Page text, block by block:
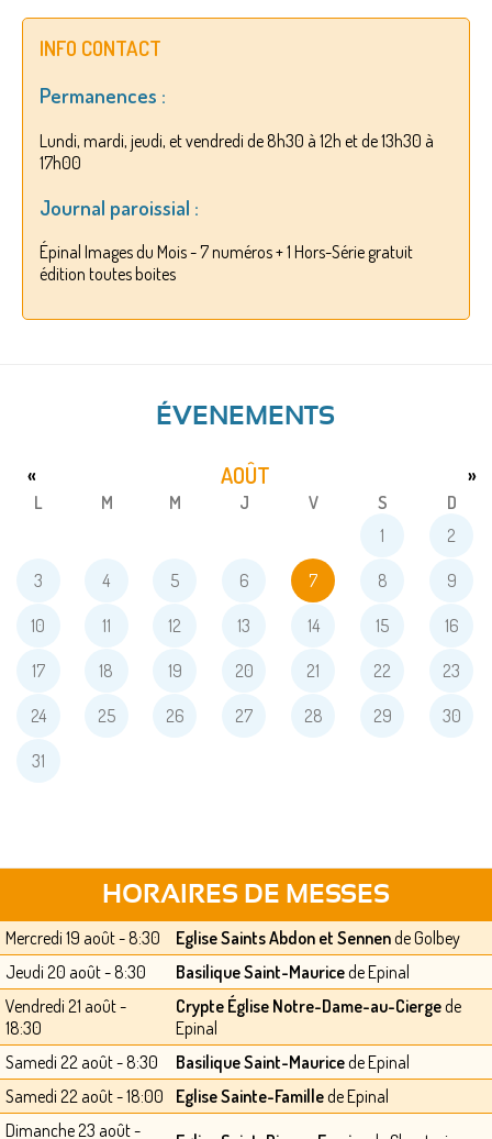
INFO CONTACT
Permanences :
Lundi, mardi, jeudi, et vendredi de 8h30 à 12h et de 13h30 à
17h00
Journal paroissial :
Épinal Images du Mois - 7 numéros + 1 Hors-Série gratuit
édition toutes boites
ÉVENEMENTS
AOÛT
« »
L M M J V S
D
1
2
3 4 5 6 7 8 9
10 11 12 13 14 15 16
17 18 19 20 21 22 23
24 25 26 27 28 29 30
31
HORAIRES DE MESSES
Mercredi 19 août - 8:30 Eglise Saints Abdon et Sennende Golbey
Jeudi 20 août - 8:30
Basilique Saint-Mauricede Epinal
Vendredi 21 août -
18:30
Crypte Église Notre-Dame-au-Ciergede
Epinal
Samedi 22 août - 8:30
Basilique Saint-Mauricede Epinal
Samedi 22 août - 18:00
Eglise Sainte-Famillede Epinal
Dimanche 23 août -